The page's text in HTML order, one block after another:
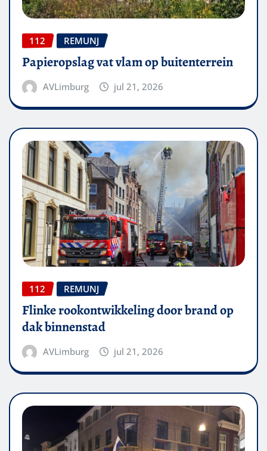
112 REMUNJ
Papieropslag vat vlam op buitenterrein
AVLimburg jul 21, 2026
112 REMUNJ
Flinke rookontwikkeling door brand op
dak binnenstad
AVLimburg jul 21, 2026